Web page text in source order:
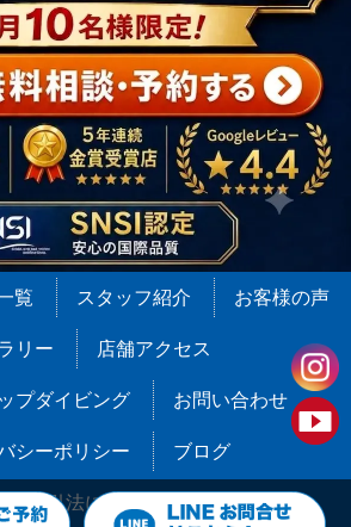
覧 スタッフ紹介 お客様の声
リー 店舗アクセス
プダイビング お問い合わせ
シーポリシー ブログ
商取引法に基づく表記